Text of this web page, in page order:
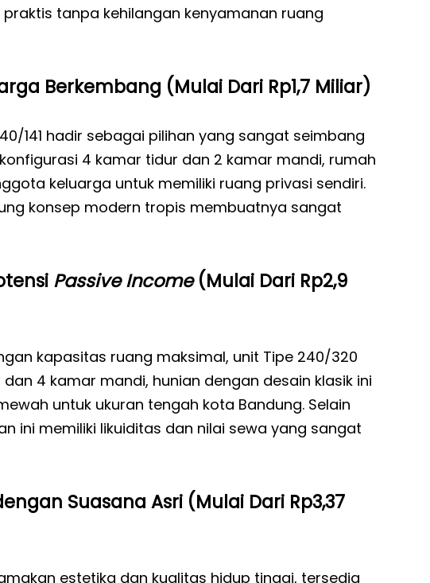
tanpa kehilangan kenyamanan ruang
Berkembang (Mulai Dari Rp1,7 Miliar)
141 hadir sebagai pilihan yang sangat seimbang
4 kamar tidur dan 2 kamar mandi, rumah
keluarga untuk memiliki ruang privasi sendiri.
konsep modern tropis membuatnya sangat
Passive Income(Mulai Dari Rp2,9
kapasitas ruang maksimal, unit Tipe 240/320
4 kamar mandi, hunian dengan desain klasik ini
untuk ukuran tengah kota Bandung. Selain
ini memiliki likuiditas dan nilai sewa yang sangat
Suasana Asri (Mulai Dari Rp3,37
estetika dan kualitas hidup tinggi, tersedia